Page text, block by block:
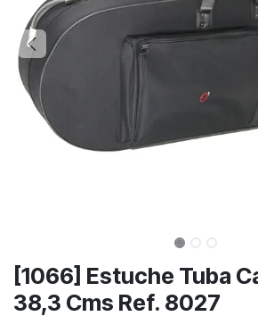
[1066] Estuche Tuba
38,3 Cms Ref. 8027